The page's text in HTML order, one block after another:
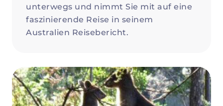
unterwegs und nimmt Sie mit auf eine
faszinierende Reise in seinem
Australien Reisebericht.